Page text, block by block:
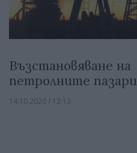
Възстановяване на
петролните пазари
14.10.2020 / 12:13